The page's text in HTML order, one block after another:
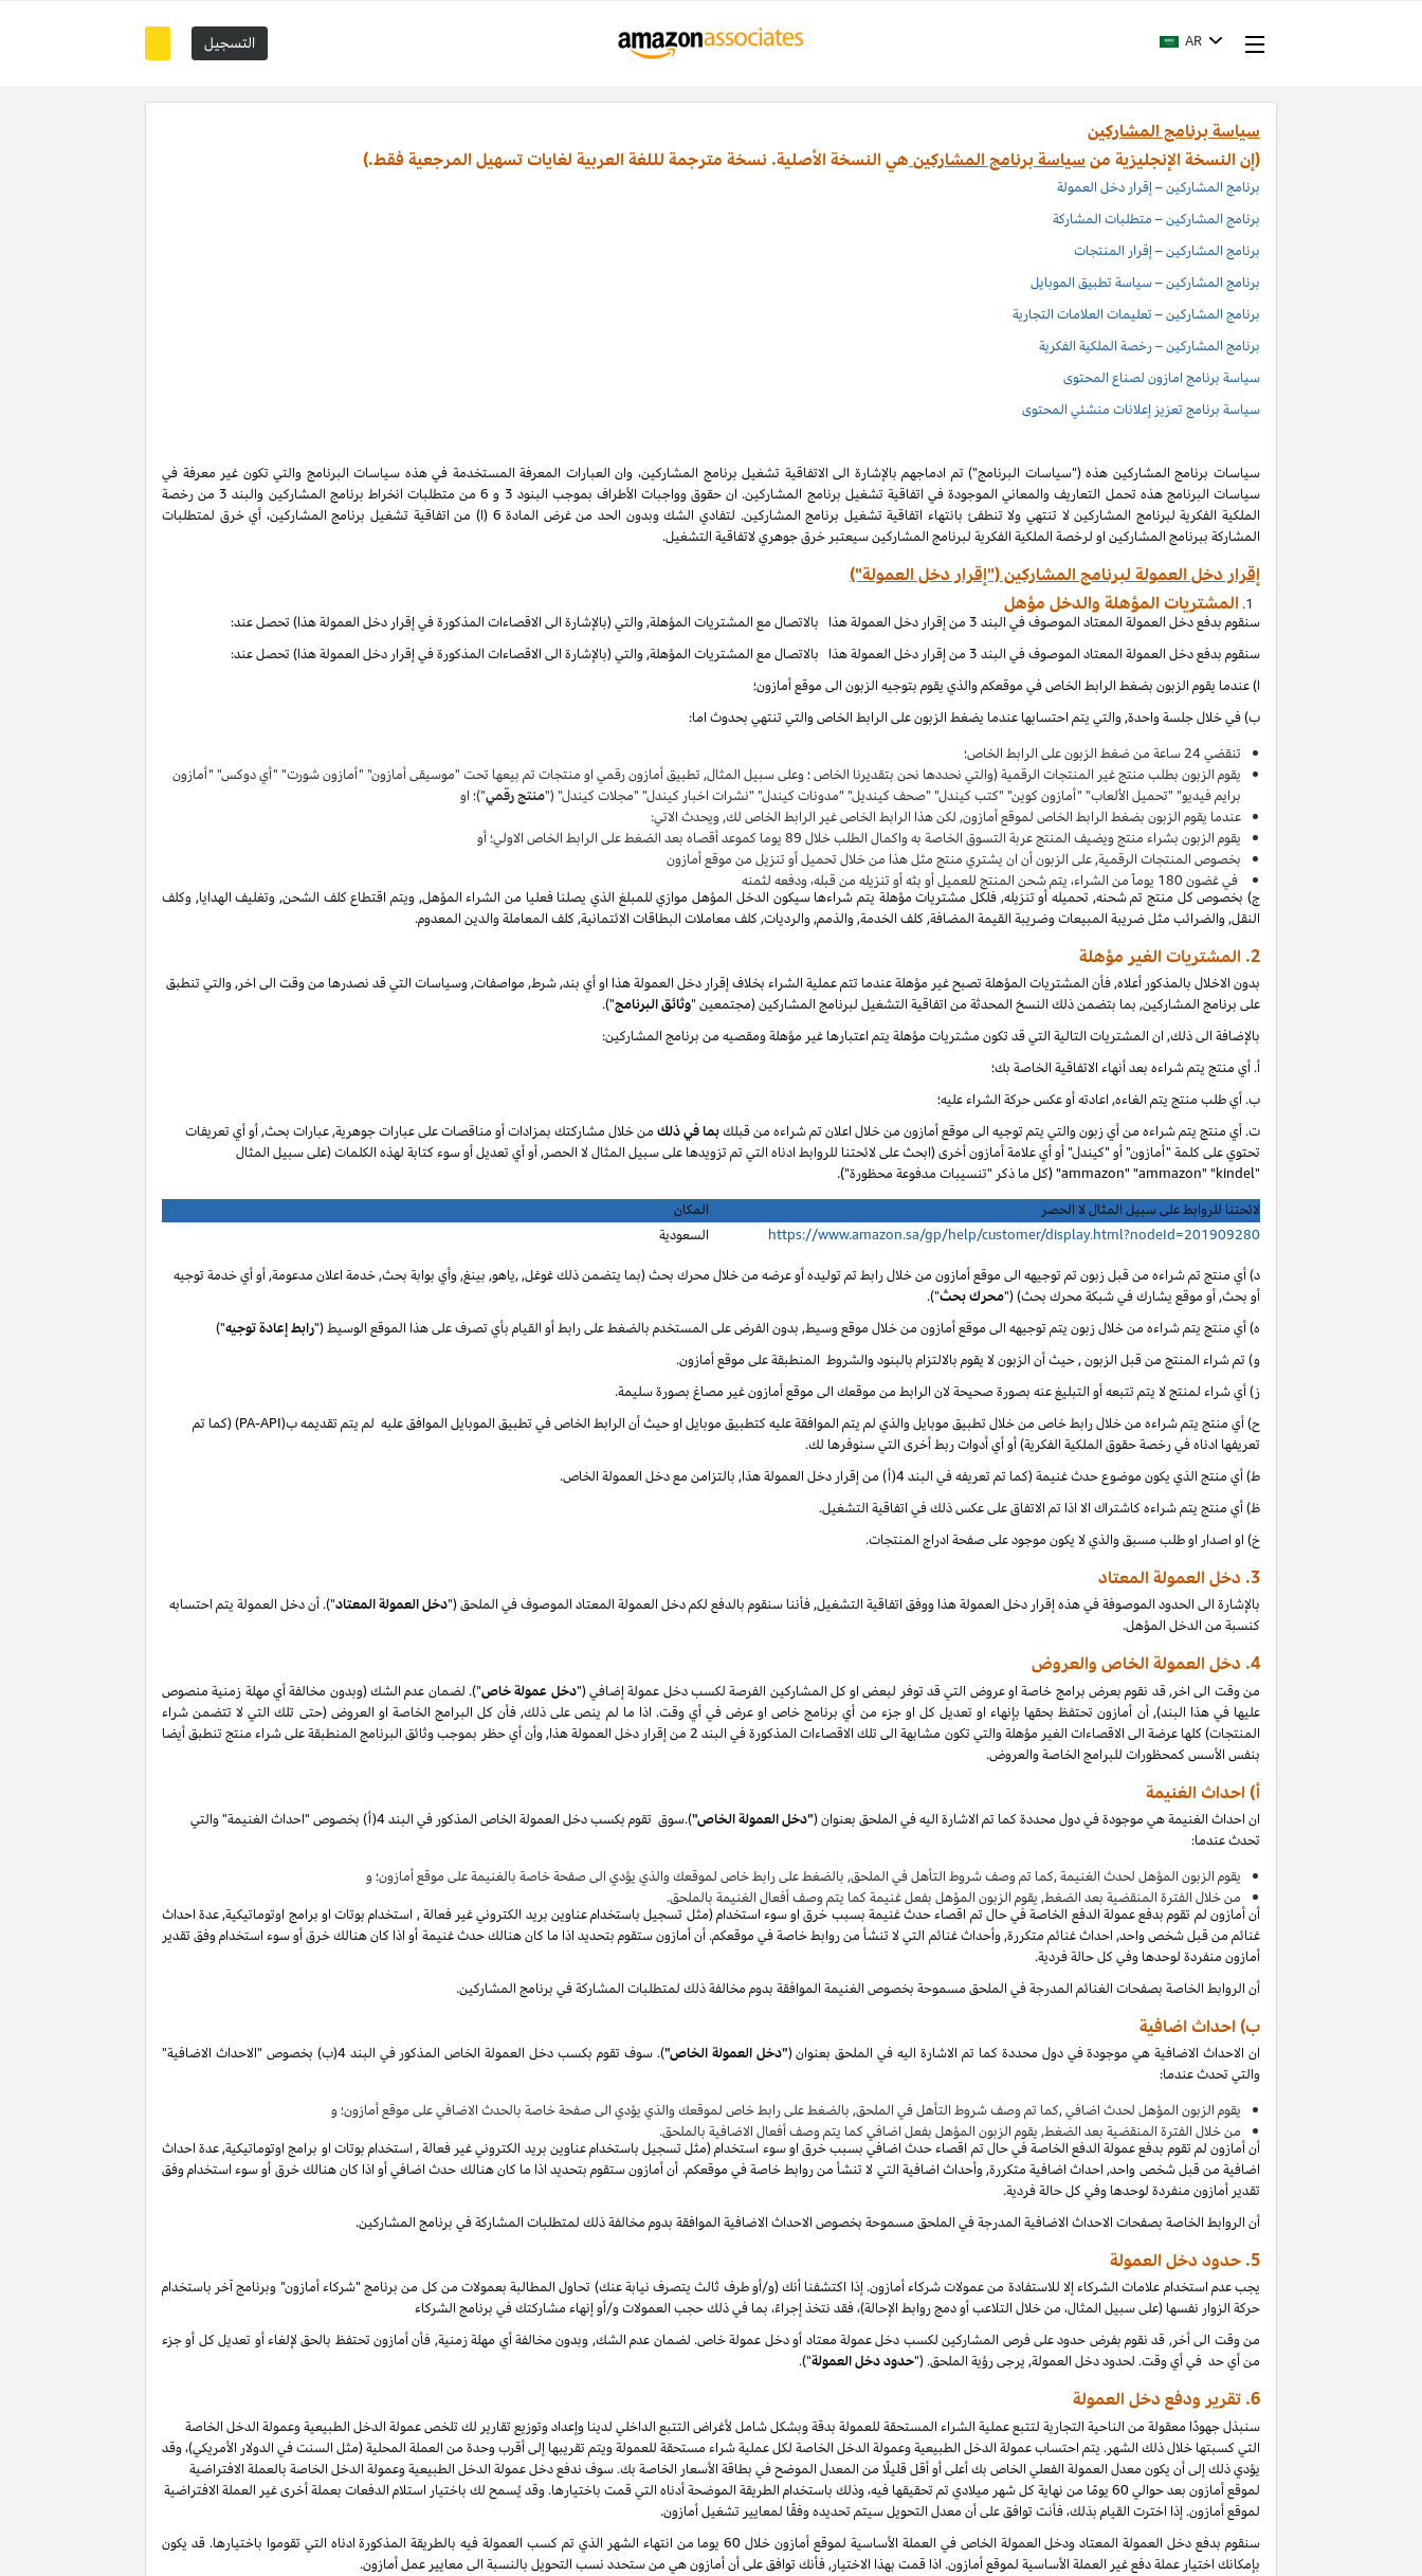
التسجيل AR
سياسة برنامج المشاركين
(إن النسخة الإنجليزية منسياسة برنامج المشاركين هي النسخة الأصلية. نسخة مترجمة لللغة العربية لغايات تسهيل المرجعية فقط.)
برنامج المشاركين – إقرار دخل العمولة
برنامج المشاركين – متطلبات المشاركة
برنامج المشاركين – إقرار المنتجات
برنامج المشاركين – سياسة تطبيق الموبايل
برنامج المشاركين – تعليمات العلامات التجارية
برنامج المشاركين – رخصة الملكية الفكرية
سياسة برنامج امازون لصناع المحتوى
سياسة برنامج تعزيز إعلانات منشئي المحتوى
سياسات برنامج المشاركين هذه ("سياسات البرنامج") تم ادماجهم بالإشارة الى الاتفاقية تشغيل برنامج المشاركين، وان العبارات المعرفة المستخدمة في هذه سياسات البرنامج والتي تكون غير معرفة في
سياسات البرنامج هذه تحمل التعاريف والمعاني الموجودة في اتفاقية تشغيل برنامج المشاركين. ان حقوق وواجبات الأطراف بموجب البنود 3 و 6 من متطلبات انخراط برنامج المشاركين والبند 3 من رخصة
الملكية الفكرية لبرنامج المشاركين لا تنتهي ولا تنطفئ بانتهاء اتفاقية تشغيل برنامج المشاركين. لتفادي الشك وبدون الحد من غرض المادة 6 (ا) من اتفاقية تشغيل برنامج المشاركين، أي خرق لمتطلبات
المشاركة ببرنامج المشاركين او لرخصة الملكية الفكرية لبرنامج المشاركين سيعتبر خرق جوهري لاتفاقية التشغيل.
إقرار دخل العمولة لبرنامج المشاركين ("إقرار دخل العمولة")
المشتريات المؤهلة والدخل مؤهل
سنقوم بدفع دخل العمولة المعتاد الموصوف في البند 3 من إقرار دخل العمولة هذا بالاتصال مع المشتريات المؤهلة, والتي (بالإشارة الى الاقصاءات المذكورة في إقرار دخل العمولة هذا) تحصل عند:
سنقوم بدفع دخل العمولة المعتاد الموصوف في البند 3 من إقرار دخل العمولة هذا بالاتصال مع المشتريات المؤهلة, والتي (بالإشارة الى الاقصاءات المذكورة في إقرار دخل العمولة هذا) تحصل عند:
ا) عندما يقوم الزبون بضغط الرابط الخاص في موقعكم والذي يقوم بتوجيه الزبون الى موقع أمازون؛
ب) في خلال جلسة واحدة, والتي يتم احتسابها عندما يضغط الزبون على الرابط الخاص والتي تنتهي بحدوث اما:
تنقضي 24 ساعة من ضغط الزبون على الرابط الخاص؛
يقوم الزبون بطلب منتج غير المنتجات الرقمية (والتي نحددها نحن بتقديرنا الخاص ؛ وعلى سبيل المثال, تطبيق أمازون رقمي او منتجات تم بيعها تحت "موسيقى أمازون" "أمازون شورت" "أي دوكس" "أمازون
برايم فيديو" "تحميل الألعاب" "أمازون كوين" "كتب كيندل" "صحف كينديل" "مدونات كيندل" "نشرات اخبار كيندل" "مجلات كيندل" ("منتج رقمي")؛ او
عندما يقوم الزبون بضغط الرابط الخاص لموقع أمازون, لكن هذا الرابط الخاص غير الرابط الخاص لك, ويحدث الاتي:
يقوم الزبون بشراء منتج ويضيف المنتجعربة التسوق الخاصة به واكمال الطلب خلال 89 يوما كموعد أقصاه بعد الضغط على الرابط الخاص الاولي؛ أو
بخصوص المنتجات الرقمية, على الزبون أن ان يشتري منتج مثل هذا من خلال تحميل أو تنزيل من موقع أمازون
في غضون 180 يوماً من الشراء، يتم شحن المنتج للعميل أو بثه أو تنزيله من قبله، ودفعه لثمنه
ج) بخصوص كل منتج تم شحنه, تحميله أو تنزيله, فلكل مشتريات مؤهلة يتم شراءها سيكون الدخل المؤهل موازي للمبلغ الذي يصلنا فعليا من الشراء المؤهل, ويتم اقتطاع كلف الشحن, وتغليف الهدايا, وكلف
النقل, والضرائب مثل ضريبة المبيعات وضريبة القيمة المضافة, كلف الخدمة, والذمم, والرديات, كلف معاملات البطاقات الائتمانية, كلف المعاملة والدين المعدوم.
2. المشتريات الغير مؤهلة
بدون الاخلال بالمذكور أعلاه, فأن المشتريات المؤهلة تصبح غير مؤهلة عندما تتم عملية الشراء بخلاف إقرار دخل العمولة هذا او أي بند, شرط, مواصفات, وسياسات التي قد نصدرها من وقت الى اخر, والتي تنطبق
على برنامج المشاركين, بما بتضمن ذلك النسخ المحدثة من اتفاقية التشغيل لبرنامج المشاركين (مجتمعين "وثائق البرنامج").
بالإضافة الى ذلك, ان المشتريات التالية التي قد تكون مشتريات مؤهلة يتم اعتبارها غير مؤهلة ومقصيه من برنامج المشاركين:
أ. أي منتج يتم شراءه بعد أنهاء الاتفاقية الخاصة بك؛
ب. أيطلب منتج يتم الغاءه, اعادته أو عكس حركة الشراء عليه؛
ت. أي منتج يتم شراءه من أي زبون والتي يتم توجيه الى موقع أمازون من خلال اعلان تم شراءه من قبلكبما في ذلك من خلال مشاركتك بمزادات أو مناقصات على عبارات جوهرية, عبارات بحث, أو أي تعريفات
تحتوي على كلمة "أمازون" أو "كيندل" أو أي علامة أمازون أخرى (ابحث على لائحتنا للروابط ادناه التي تم تزويدها على سبيل المثال لا الحصر, أو أي تعديل أو سوء كتابة لهذه الكلمات (على سبيل المثال
"ammazon" "ammazon" "kindel" (كل ما ذكر "تنسيبات مدفوعة محظورة").
لائحتنا للروابط على سبيل المثال لا الحصر
المكان
https://www.amazon.sa/gp/help/customer/display.html?nodeId=201909280
السعودية
د) أي منتج تم شراءه من قبل زبون تم توجيهه الى موقع أمازون من خلال رابط تم توليده أو عرضه من خلال محرك بحث (بما يتضمن ذلك غوغل, ,ياهو, بينغ, وأي بوابة بحث, خدمة اعلان مدعومة, أو أي خدمة توجيه
أو بحث, أو موقع يشارك في شبكة محرك بحث) ("محرك بحث").
ه) أي منتج يتم شراءه من خلال زبون يتم توجيهه الى موقع أمازون من خلال موقع وسيط, بدون الفرض على المستخدم بالضغط على رابط أو القيام بأي تصرف على هذا الموقع الوسيط ("رابط إعادة توجيه")
و) تم شراء المنتج من قبل الزبون , حيث أن الزبون لا يقوم بالالتزام بالبنود والشروط المنطبقة على موقع أمازون.
ز) أي شراء لمنتج لا يتم تتبعه أو التبليغ عنه بصورة صحيحة لان الرابط من موقعك الى موقع أمازون غير مصاغ بصورة سليمة.
ح) أي منتج يتم شراءه من خلال رابط خاص من خلال تطبيق موبايل والذي لم يتم الموافقة عليه كتطبيق موبايل او حيث أن الرابط الخاص في تطبيق الموبايل الموافق عليه لم يتم تقديمه ب(PA-API) (كما تم
تعريفها ادناه في رخصة حقوق الملكية الفكرية) أو أي أدوات ربط أخرى التي سنوفرها لك.
ط) أي منتج الذي يكون موضوع حدث غنيمة (كما تم تعريفه في البند 4(أ) من إقرار دخل العمولة هذا, بالتزامن مع دخل العمولة الخاص.
ظ) أي منتج يتم شراءه كاشتراك الا اذا تم الاتفاق على عكس ذلك في اتفاقية التشغيل.
خ) او اصدار او طلب مسبق والذي لا يكون موجود على صفحة ادراج المنتجات.
3. دخل العمولة المعتاد
بالإشارة الى الحدود الموصوفة في هذه إقرار دخل العمولة هذا ووفق اتفاقية التشغيل, فأننا سنقوم بالدفع لكم دخل العمولة المعتاد الموصوف في الملحق ("دخل العمولة المعتاد"). أن دخل العمولة يتم احتسابه
كنسبة من الدخل المؤهل.
4. دخل العمولة الخاص والعروض
من وقت الى اخر, قد نقوم بعرض برامج خاصة او عروض التي قد توفر لبعض او كل المشاركين الفرصة لكسب دخل عمولة إضافي ("دخل عمولة خاص"). لضمان عدم الشك (وبدون مخالفة أي مهلة زمنية منصوص
عليها في هذا البند), أن أمازون تحتفظ بحقها بإنهاء او تعديل كل او جزء من أي برنامج خاص او عرض في أي وقت. اذا ما لم ينص على ذلك, فأن كل البرامج الخاصة او العروض (حتى تلك التي لا تتضمن شراء
المنتجات) كلها عرضة الى الاقصاءات الغير مؤهلة والتي تكون مشابهة الى تلك الاقصاءات المذكورة في البند 2 من إقرار دخل العمولة هذا, وأن أي حظر بموجب وثائق البرنامج المنطبقة على شراء منتج تنطبق أيضا
بنفس الأسس كمحظورات للبرامج الخاصة والعروض.
أ) احداث الغنيمة
ان احداث الغنيمة هي موجودة في دول محددة كما تم الاشارة اليه في الملحق بعنوان("دخل العمولة الخاص")
.سوق
تقوم بكسب دخل العمولة الخاص المذكور في البند 4(أ) بخصوص "احداث الغنيمة" والتي
تحدث عندما:
يقوم الزبون المؤهل لحدث الغنيمة ,كما تم وصف شروط التأهل في الملحق, بالضغط على رابط خاص لموقعك والذي يؤدي الى صفحة خاصة بالغنيمة على موقع أمازون؛ و
منخلال الفترة المنقضية بعد الضغط, يقوم الزبون المؤهل بفعل غنيمة كما يتم وصف أفعال الغنيمة بالملحق.
أن أمازون لم تقوم بدفع عمولة الدفع الخاصة في حال تم اقصاء حدث غنيمة بسبب خرق او سوء استخدام (مثل تسجيل باستخدام عناوين بريد الكتروني غير فعالة , استخدام بوتات او برامج اوتوماتيكية, عدة احداث
غنائم من قبل شخص واحد, احداث غنائم متكررة, وأحداث غنائم التي لا تنشأ من روابط خاصة في موقعكم. أن أمازون ستقوم بتحديد اذا ما كان هنالك حدث غنيمة أو اذا كان هنالك خرق أو سوء استخدام وفق تقدير
أمازون منفردة لوحدها وفي كل حالة فردية.
أن الروابط الخاصة بصفحات الغنائم المدرجة في الملحق مسموحة بخصوص الغنيمة الموافقة بدوم مخالفة ذلك لمتطلبات المشاركة في برنامج المشاركين.
ب) احداث اضافية
ان الاحداث الاضافية هي موجودة في دول محددة كما تم الاشارة اليه في الملحق بعنوان("دخل العمولة الخاص")
.سوف
تقوم بكسب دخل العمولة الخاص المذكور في البند 4(ب) بخصوص "الاحداث الاضافية"
والتي تحدث عندما:
يقوم الزبون المؤهل لحدث اضافي ,كما تم وصف شروط التأهل في الملحق, بالضغط على رابط خاص لموقعك والذي يؤدي الى صفحة خاصة بالحدث الاضافي على موقع أمازون؛ و
منخلال الفترة المنقضية بعد الضغط, يقوم الزبون المؤهل بفعل اضافي كما يتم وصف أفعال الاضافية بالملحق.
أن أمازون لم تقوم بدفع عمولة الدفع الخاصة في حال تم اقصاء حدث اضافي بسبب خرق او سوء استخدام (مثل تسجيل باستخدام عناوين بريد الكتروني غير فعالة , استخدام بوتات او برامج اوتوماتيكية, عدة احداث
اضافية من قبل شخص واحد, احداث اضافية متكررة, وأحداث اضافية التي لا تنشأ من روابط خاصة في موقعكم. أن أمازون ستقوم بتحديد اذا ما كان هنالك حدث اضافي أو اذا كان هنالك خرق أو سوء استخدام وفق
تقدير أمازون منفردة لوحدها وفي كل حالة فردية.
أن الروابط الخاصة بصفحات الاحداث الاضافية المدرجة في الملحق مسموحة بخصوص الاحداث الاضافية الموافقة بدوم مخالفة ذلك لمتطلبات المشاركة في برنامج المشاركين.
5. حدود دخل العمولة
يجب عدم استخدام علامات الشركاء إلا للاستفادة من عمولات شركاء أمازون. إذا اكتشفنا أنك (و/أو طرف ثالث يتصرف نيابة عنك) تحاول المطالبة بعمولات من كل من برنامج "شركاء أمازون" وبرنامج آخر باستخدام
حركة الزوار نفسها (على سبيل المثال، من خلال التلاعب أو دمج روابط الإحالة)، فقد نتخذ إجراءً، بما في ذلك حجب العمولات و/أو إنهاء مشاركتك في برنامج الشركاء
من وقت الى أخر, قد نقوم بفرض حدود على فرص المشاركين لكسب دخل عمولة معتاد أو دخل عمولة خاص. لضمان عدم الشك, وبدون مخالفة أي مهلة زمنية, فأن أمازون تحتفظ بالحق لإلغاء أو تعديل كل أو جزء
من أي حد في أي وقت. لحدود دخل العمولة, يرجى رؤية الملحق. ("حدود دخل العمولة").
6. تقرير ودفع دخل العمولة
سنبذل جهودًا معقولة من الناحية التجارية لتتبع عملية الشراء المستحقة للعمولة بدقة وبشكل شامل لأغراض التتبع الداخلي لدينا وإعداد وتوزيع تقارير لك تلخص عمولة الدخل الطبيعية وعمولة الدخل الخاصة
التي كسبتها خلال ذلك الشهر. يتم احتساب عمولة الدخل الطبيعية وعمولة الدخل الخاصة لكل عملية شراء مستحقة للعمولة ويتم تقريبها إلى أقرب وحدة من العملة المحلية (مثل السنت في الدولار الأمريكي)، وقد
يؤدي ذلك إلى أن يكون معدل العمولة الفعلي الخاص بك أعلى أو أقل قليلًا من المعدل الموضح في بطاقة الأسعار الخاصة بك. سوف ندفع دخل عمولة الدخل الطبيعية وعمولة الدخل الخاصة بالعملة الافتراضية
لموقع أمازون بعد حوالي 60 يومًا من نهاية كل شهر ميلادي تم تحقيقها فيه، وذلك باستخدام الطريقة الموضحة أدناه التي قمت باختيارها. وقد يُسمح لك باختيار استلام الدفعات بعملة أخرى غير العملة الافتراضية
لموقع أمازون. إذا اخترت القيام بذلك، فأنت توافق على أن معدل التحويل سيتم تحديده وفقًا لمعايير تشغيل أمازون.
سنقوم بدفع دخل العمولة المعتاد ودخل العمولة الخاص في العملة الأساسية لموقع أمازون خلال 60 يوما من انتهاء الشهر الذي تم كسب العمولة فيه بالطريقة المذكورة ادناه التي تقوموا باختيارها. قد يكون
بإمكانك اختيار عملة دفع غير العملة الأساسية لموقع أمازون. اذا قمت بهذا الاختيار, فأنك توافق على أن أمازون هي من ستحدد نسب التحويل بالنسبة الى معايير عمل أمازون.